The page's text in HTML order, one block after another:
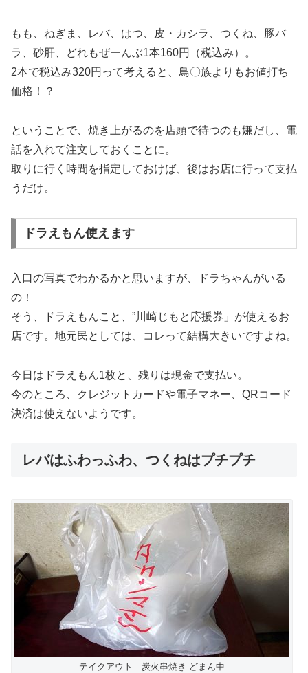
もも、ねぎま、レバ、はつ、皮・カシラ、つくね、豚バ
ラ、砂肝、どれもぜーんぶ1本160円（税込み）。
2本で税込み320円って考えると、鳥〇族よりもお値打ち
価格！？
ということで、焼き上がるのを店頭で待つのも嫌だし、電
話を入れて注文しておくことに。
取りに行く時間を指定しておけば、後はお店に行って支払
うだけ。
ドラえもん使えます
入口の写真でわかるかと思いますが、ドラちゃんがいる
の！
そう、ドラえもんこと、”川崎じもと応援券」が使えるお
店です。地元民としては、コレって結構大きいですよね。
今日はドラえもん1枚と、残りは現金で支払い。
今のところ、クレジットカードや電子マネー、QRコード
決済は使えないようです。
レバはふわっふわ、つくねはプチプチ
テイクアウト｜炭火串焼き どまん中